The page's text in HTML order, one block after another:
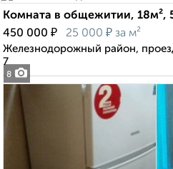
8
Комната в общежитии, 18м²,
450 000 ₽ 25 000 ₽ за м²
Железнодорожный район,
7